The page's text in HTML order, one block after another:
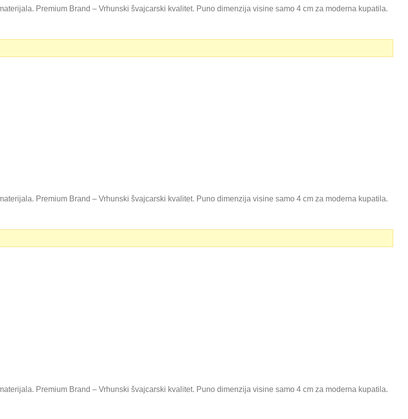
Premium Brand – Vrhunski švajcarski kvalitet. Puno dimenzija visine samo 4 cm za moderna kupatila.
Premium Brand – Vrhunski švajcarski kvalitet. Puno dimenzija visine samo 4 cm za moderna kupatila.
Premium Brand – Vrhunski švajcarski kvalitet. Puno dimenzija visine samo 4 cm za moderna kupatila.